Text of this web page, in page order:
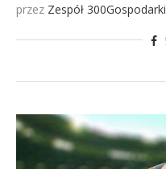
przez Zespół 300Gospodarki